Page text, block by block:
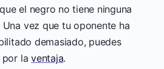
el negro no tiene ninguna
vez que tu oponente ha
demasiado, puedes
por laventaja.